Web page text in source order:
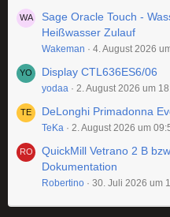
Sage Oracle Touch -
Heißwasser Zulauf
Wakeman 4. August 2026
Display CTL636ES6/06
yodaa 2. August 2026 um
DeLonghi Primadonna
TeKa 2. August 2026 um
QuickMill Vetrano 2 B
Dokumentation
Robertino 30. Juli 2026 um